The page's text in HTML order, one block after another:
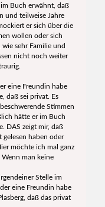
Buch erwähnt, daß
und teilweise Jahre
er sich über die
wollen oder sich
sehr Familie und
nicht noch weiter
eine Freundin habe
daß sei privat. Es
Stimmen
hätte er im Buch
DAS zeigt mir, daß
gelesen haben oder
möchte ich mal ganz
man keine
Stelle im
eine Freundin habe
daß das privat